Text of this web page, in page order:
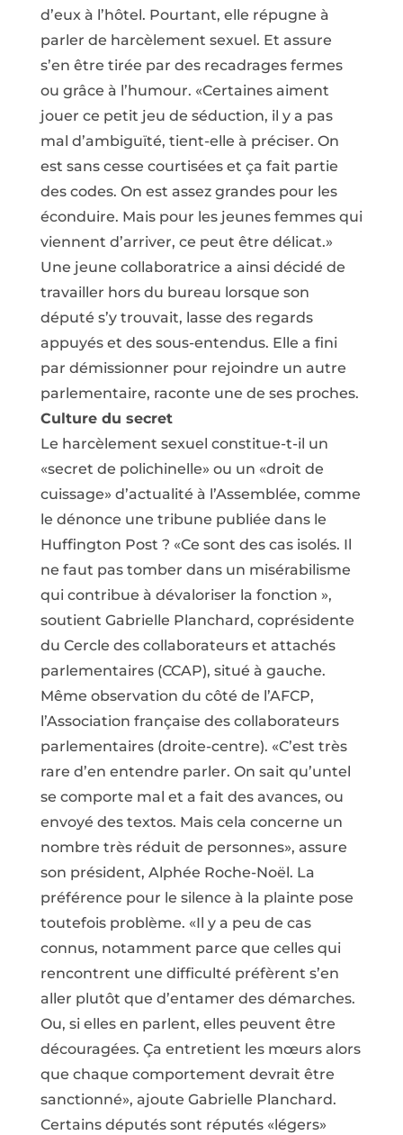
d’eux à l’hôtel. Pourtant, elle répugne à
parler de harcèlement sexuel. Et assure
s’en être tirée par des recadrages fermes
ou grâce à l’humour. «Certaines aiment
jouer ce petit jeu de séduction, il y a pas
mal d’ambiguïté, tient-elle à préciser. On
est sans cesse courtisées et ça fait partie
des codes. On est assez grandes pour les
éconduire. Mais pour les jeunes femmes qui
viennent d’arriver, ce peut être délicat.»
Une jeune collaboratrice a ainsi décidé de
travailler hors du bureau lorsque son
député s’y trouvait, lasse des regards
appuyés et des sous-entendus. Elle a fini
par démissionner pour rejoindre un autre
parlementaire, raconte une de ses proches.
Culture du secret
Le harcèlement sexuel constitue-t-il un
«secret de polichinelle» ou un «droit de
cuissage» d’actualité à l’Assemblée, comme
le dénonce une tribune publiée dans le
Huffington Post ? «Ce sont des cas isolés. Il
ne faut pas tomber dans un misérabilisme
qui contribue à dévaloriser la fonction »,
soutient Gabrielle Planchard, coprésidente
du Cercle des collaborateurs et attachés
parlementaires (CCAP), situé à gauche.
Même observation du côté de l’AFCP,
l’Association française des collaborateurs
parlementaires (droite-centre). «C’est très
rare d’en entendre parler. On sait qu’untel
se comporte mal et a fait des avances, ou
envoyé des textos. Mais cela concerne un
nombre très réduit de personnes», assure
son président, Alphée Roche-Noël. La
préférence pour le silence à la plainte pose
toutefois problème. «Il y a peu de cas
connus, notamment parce que celles qui
rencontrent une difficulté préfèrent s’en
aller plutôt que d’entamer des démarches.
Ou, si elles en parlent, elles peuvent être
découragées. Ça entretient les mœurs alors
que chaque comportement devrait être
sanctionné», ajoute Gabrielle Planchard.
Certains députés sont réputés «légers»